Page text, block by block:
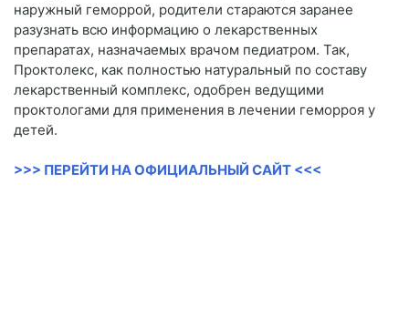
наружный геморрой, родители стараются заранее
разузнать всю информацию о лекарственных
препаратах, назначаемых врачом педиатром. Так,
Проктолекс, как полностью натуральный по составу
лекарственный комплекс, одобрен ведущими
проктологами для применения в лечении геморроя у
детей.
>>> ПЕРЕЙТИ НА ОФИЦИАЛЬНЫЙ САЙТ <<<